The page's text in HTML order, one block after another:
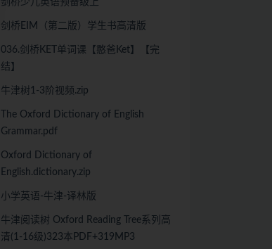
剑桥少儿英语预备级上
剑桥EIM（第二版）学生书高清版
036.剑桥KET单词课【憨爸Ket】【完
结】
牛津树1-3阶视频.zip
The Oxford Dictionary of English
Grammar.pdf
Oxford Dictionary of
English.dictionary.zip
小学英语-牛津-译林版
牛津阅读树 Oxford Reading Tree系列高
清(1-16级)323本PDF+319MP3